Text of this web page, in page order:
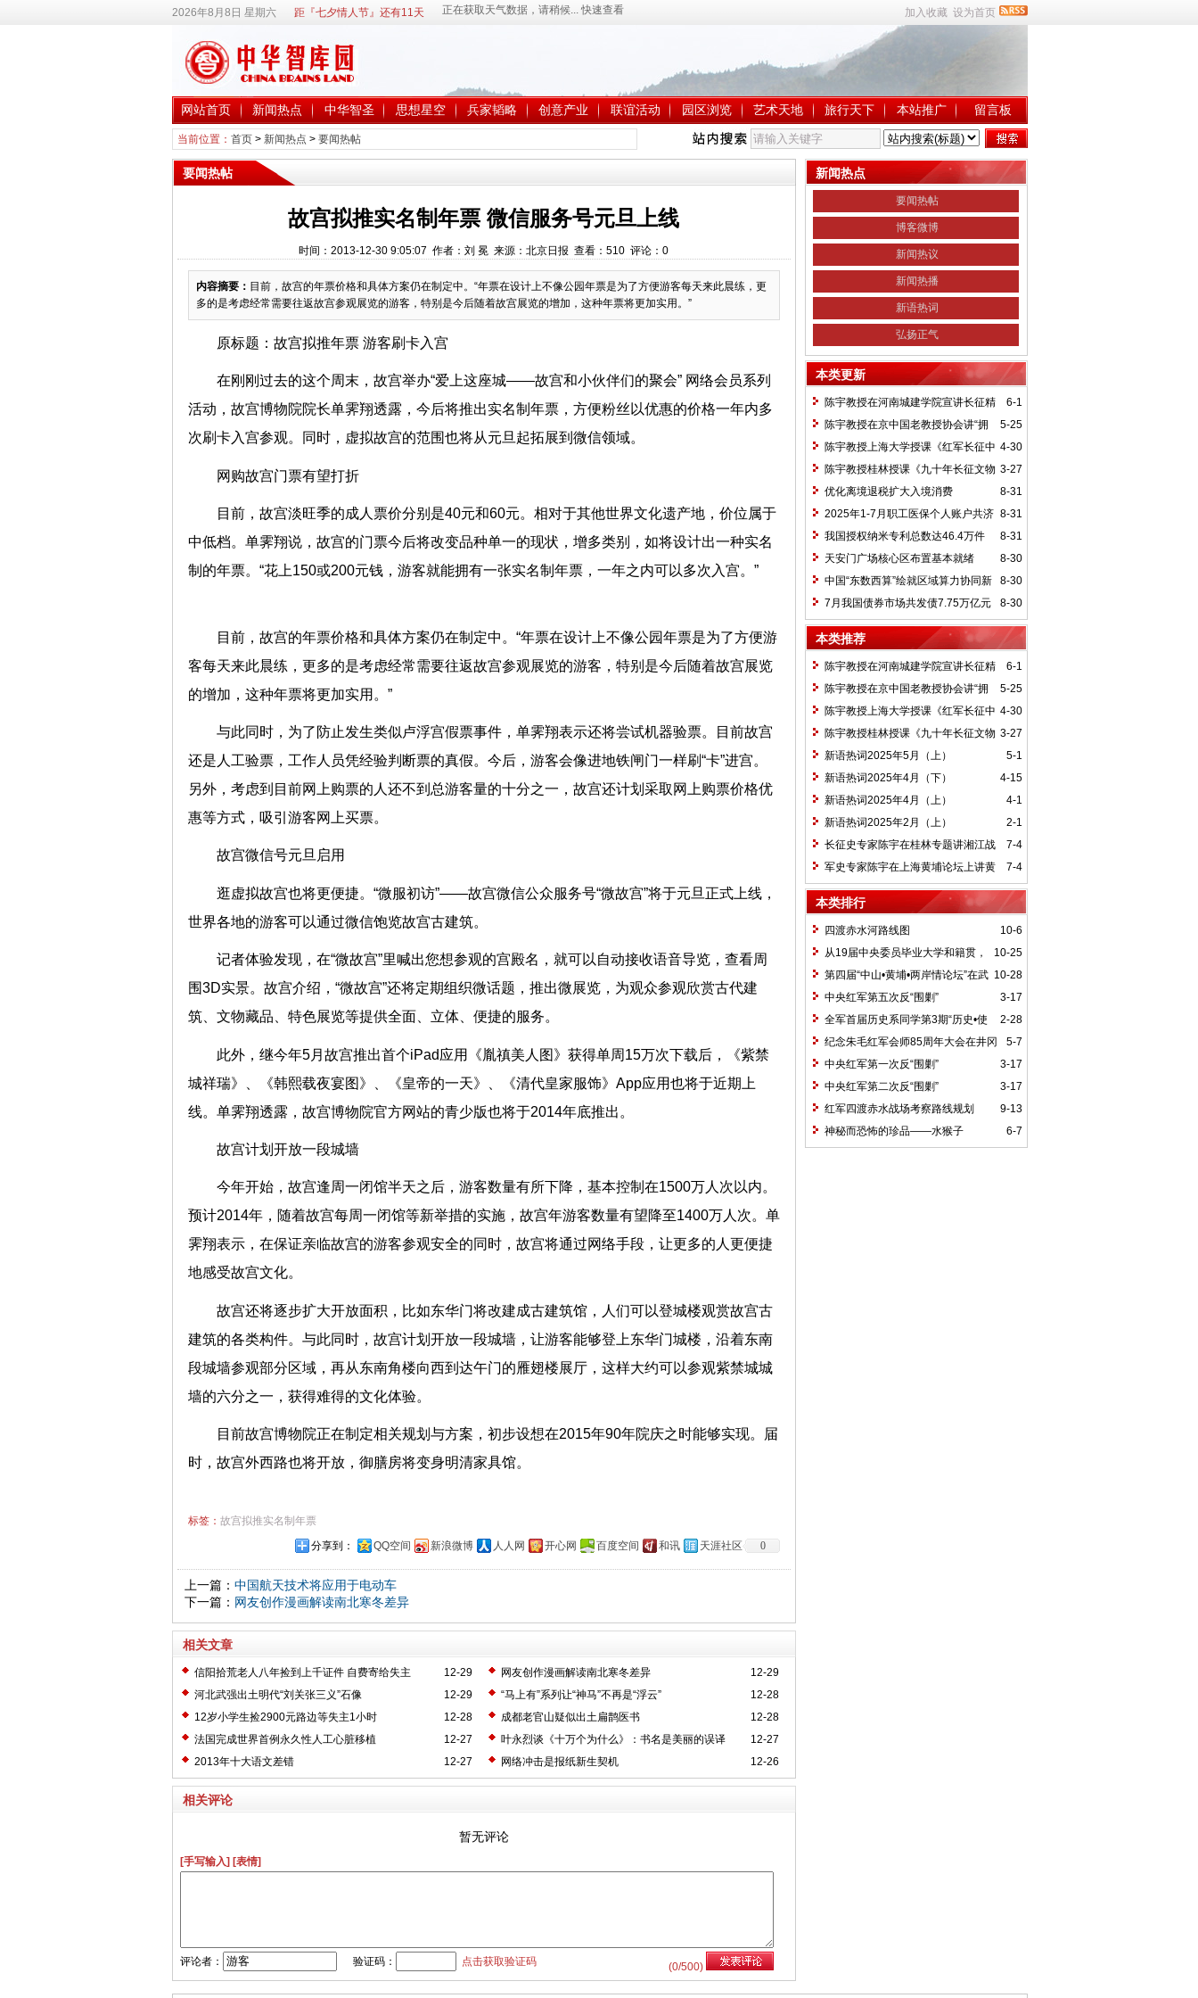
2026年8月8日 星期六 距『七夕情人节』还有11天 加入收藏 设为首页
网站首页 新闻热点 中华智圣 思想星空 兵家韬略 创意产业 联谊活动 园区浏览 艺术天地 旅行天下 本站推广 留言板
当前位置： 首页> 新闻热点 > 要闻热帖
要闻热帖
故宫拟推实名制年票 微信服务号元旦上线
时间：2013-12-30 9:05:07 作者：刘 冕 来源：北京日报 查看： 510 评论： 0
内容摘要： 目前，故宫的年票价格和具体方案仍在制定中。“年票在设计上不像公园年票是为了方便游客每天来此晨练，更
多的是考虑经常需要往返故宫参观展览的游客，特别是今后随着故宫展览的增加，这种年票将更加实用。”
原标题：故宫拟推年票 游客刷卡入宫
在刚刚过去的这个周末，故宫举办“爱上这座城——故宫和小伙伴们的聚会” 网络会员系列
活动，故宫博物院院长单霁翔透露，今后将推出实名制年票，方便粉丝以优惠的价格一年内多
次刷卡入宫参观。同时，虚拟故宫的范围也将从元旦起拓展到微信领域。
网购故宫门票有望打折
目前，故宫淡旺季的成人票价分别是40元和60元。相对于其他世界文化遗产地，价位属于
中低档。单霁翔说，故宫的门票今后将改变品种单一的现状，增多类别，如将设计出一种实名
制的年票。“花上150或200元钱，游客就能拥有一张实名制年票，一年之内可以多次入宫。”
目前，故宫的年票价格和具体方案仍在制定中。“年票在设计上不像公园年票是为了方便游
客每天来此晨练，更多的是考虑经常需要往返故宫参观展览的游客，特别是今后随着故宫展览
的增加，这种年票将更加实用。”
与此同时，为了防止发生类似卢浮宫假票事件，单霁翔表示还将尝试机器验票。目前故宫
还是人工验票，工作人员凭经验判断票的真假。今后，游客会像进地铁闸门一样刷“卡”进宫。
另外，考虑到目前网上购票的人还不到总游客量的十分之一，故宫还计划采取网上购票价格优
惠等方式，吸引游客网上买票。
故宫微信号元旦启用
逛虚拟故宫也将更便捷。“微服初访”——故宫微信公众服务号“微故宫”将于元旦正式上线，
世界各地的游客可以通过微信饱览故宫古建筑。
记者体验发现，在“微故宫”里喊出您想参观的宫殿名，就可以自动接收语音导览，查看周
围3D实景。故宫介绍，“微故宫”还将定期组织微话题，推出微展览，为观众参观欣赏古代建
筑、文物藏品、特色展览等提供全面、立体、便捷的服务。
此外，继今年5月故宫推出首个iPad应用《胤禛美人图》获得单周15万次下载后，《紫禁
城祥瑞》、《韩熙载夜宴图》、《皇帝的一天》、《清代皇家服饰》App应用也将于近期上
线。单霁翔透露，故宫博物院官方网站的青少版也将于2014年底推出。
故宫计划开放一段城墙
今年开始，故宫逢周一闭馆半天之后，游客数量有所下降，基本控制在1500万人次以内。
预计2014年，随着故宫每周一闭馆等新举措的实施，故宫年游客数量有望降至1400万人次。单
霁翔表示，在保证亲临故宫的游客参观安全的同时，故宫将通过网络手段，让更多的人更便捷
地感受故宫文化。
故宫还将逐步扩大开放面积，比如东华门将改建成古建筑馆，人们可以登城楼观赏故宫古
建筑的各类构件。与此同时，故宫计划开放一段城墙，让游客能够登上东华门城楼，沿着东南
段城墙参观部分区域，再从东南角楼向西到达午门的雁翅楼展厅，这样大约可以参观紫禁城城
墙的六分之一，获得难得的文化体验。
目前故宫博物院正在制定相关规划与方案，初步设想在2015年90年院庆之时能够实现。届
时，故宫外西路也将开放，御膳房将变身明清家具馆。
标签： 故宫拟推实名制年票
分享到：
QQ空间 新浪微博 人人网 开心网 百度空间 和讯 天涯社区 0
上一篇： 中国航天技术将应用于电动车
下一篇： 网友创作漫画解读南北寒冬差异
相关文章
12-29
信阳拾荒老人八年捡到上千证件 自费寄给失主 12-29
网友创作漫画解读南北寒冬差异
12-29
河北武强出土明代“刘关张三义”石像 12-28
“马上有”系列让“神马”不再是“浮云”
12-28
12岁小学生捡2900元路边等失主1小时 12-28
成都老官山疑似出土扁鹊医书
12-27
法国完成世界首例永久性人工心脏移植 12-27
叶永烈谈《十万个为什么》：书名是美丽的误译
12-27
2013年十大语文差错 12-26
网络冲击是报纸新生契机
相关评论
暂无评论
[手写输入] [表情]
(0/500)
评论者： 验证码： 点击获取验证码
新闻热点
要闻热帖
博客微博
新闻热议
新闻热播
新语热词
弘扬正气
本类更新
6-1
陈宇教授在河南城建学院宣讲长征精
神及红25军长征史
5-25
陈宇教授在京中国老教授协会讲“拥
抱中华新文明”
4-30
陈宇教授上海大学授课《红军长征中
的黄埔师生》
3-27
陈宇教授桂林授课《九十年长征文物
鉴赏》
8-31
优化离境退税扩大入境消费
8-31
2025年1-7月职工医保个人账户共济
2.31亿人次 共济金额304.57亿元
8-31
我国授权纳米专利总数达46.4万件
8-30
天安门广场核心区布置基本就绪
8-30
中国“东数西算”绘就区域算力协同新
图景
8-30
7月我国债券市场共发债7.75万亿元
本类推荐
6-1
陈宇教授在河南城建学院宣讲长征精
神及红25军长征史
5-25
陈宇教授在京中国老教授协会讲“拥
抱中华新文明”
4-30
陈宇教授上海大学授课《红军长征中
的黄埔师生》
3-27
陈宇教授桂林授课《九十年长征文物
鉴赏》
5-1
新语热词2025年5月（上）
4-15
新语热词2025年4月（下）
4-1
新语热词2025年4月（上）
2-1
新语热词2025年2月（上）
7-4
长征史专家陈宇在桂林专题讲湘江战
役精神
7-4
军史专家陈宇在上海黄埔论坛上讲黄
埔精神与国家统一大业
本类排行
10-6
四渡赤水河路线图
10-25
从19届中央委员毕业大学和籍贯，
看当代中国文化区域积淀
10-28
第四届“中山•黄埔•两岸情论坛”在武
汉举行
3-17
中央红军第五次反“围剿”
2-28
全军首届历史系同学第3期“历史•使
命”论坛纪要
5-7
纪念朱毛红军会师85周年大会在井冈
山召开
3-17
中央红军第一次反“围剿”
3-17
中央红军第二次反“围剿”
9-13
红军四渡赤水战场考察路线规划
6-7
神秘而恐怖的珍品——水猴子